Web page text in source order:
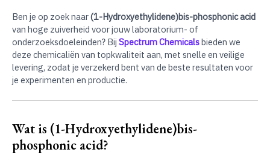
Ben je op zoek naar(1-Hydroxyethylidene)bis-phosphonic acid
van hoge zuiverheid voor jouw laboratorium- of
onderzoeksdoeleinden? Bij Spectrum Chemicalsbieden we
deze chemicaliën van topkwaliteit aan, met snelle en veilige
levering, zodat je verzekerd bent van de beste resultaten voor
je experimenten en productie.
Wat is (1-Hydroxyethylidene)bis-
phosphonic acid?